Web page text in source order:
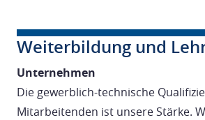
Weiterbildung und
Unternehmen
Die gewerblich-technische
Mitarbeitenden ist unsere Stärke.